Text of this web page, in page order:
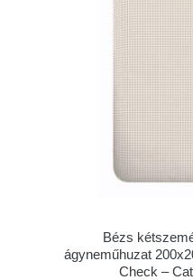
Bézs
ágyneműhuzat
Check –